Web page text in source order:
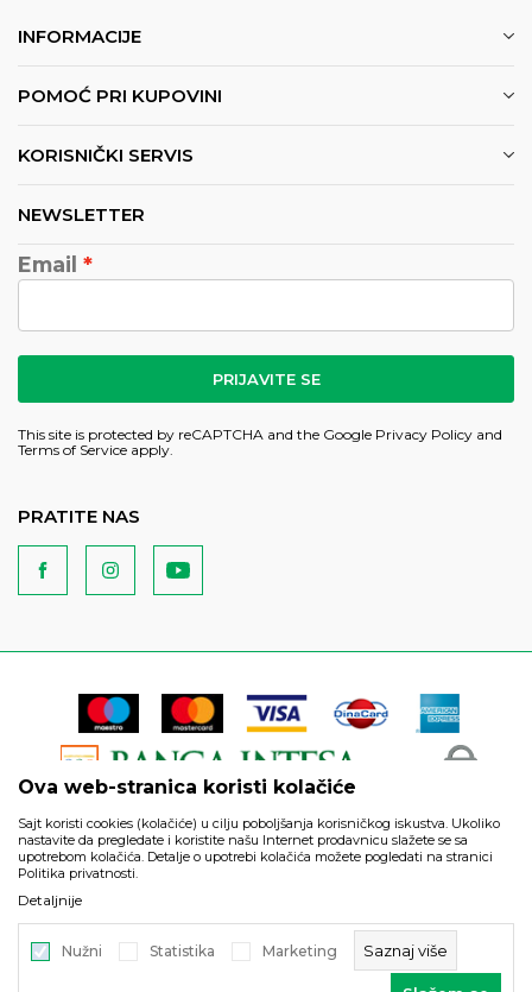
INFORMACIJE
POMOĆ PRI KUPOVINI
KORISNIČKI SERVIS
NEWSLETTER
Email
PRIJAVITE SE
This site is protected by reCAPTCHA and the Google Privacy Policy and
Terms of Service apply.
PRATITE NAS
artikli prikazani na sajtu su deo naše ponude i ne podrazumeva
da su dostupni u svakom trenutku.
, IzradaNB SOFT. Sva prava
Ova web-stranica koristi kolačiće
Sajt koristi cookies (kolačiće) u cilju poboljšanja korisničkog iskustva. Ukoliko
nastavite da pregledate i koristite našu Internet prodavnicu slažete se sa
upotrebom kolačića. Detalje o upotrebi kolačića možete pogledati na stranici
Politika privatnosti.
Detaljnije
Nužni Statistika Marketing Saznaj više